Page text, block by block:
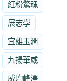
紅粉驚魂
展志學
宜雄玉潤
九揚華威
威均峰澤